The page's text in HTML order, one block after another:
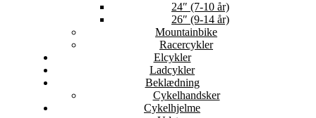
24″ (7-10 år)
26″ (9-14 år)
Mountainbike
Racercykler
Elcykler
Ladcykler
Beklædning
Cykelhandsker
Cykelhjelme